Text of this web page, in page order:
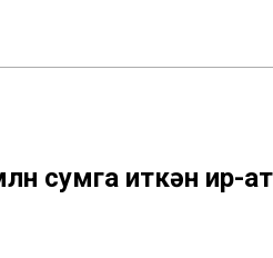
сумга җиткән ир-